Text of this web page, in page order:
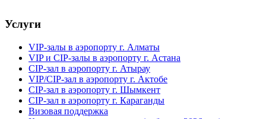
Услуги
VIP-залы в аэропорту г. Алматы
VIP и CIP-залы в аэропорту г. Астана
CIP-зал в аэропорту г. Атырау
VIP/CIP-зал в аэропорту г. Актобе
CIP-зал в аэропорту г. Шымкент
CIP-зал в аэропорту г. Караганды
Визовая поддержка